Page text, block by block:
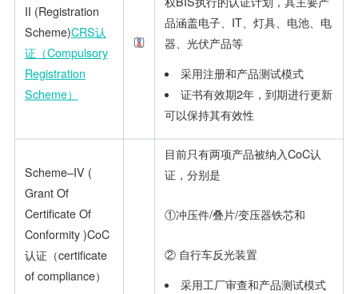
II (Registration
Scheme)CRS认
证（Compulsory
Registration
Scheme）
品涵盖电子、IT、灯具、电池、电
器、光伏产品等
采用注册和产品测试模式
证书有效期2年，到期进行更新
可以保持其有效性
Scheme–IV (
Grant Of
Certificate Of
Conformity )CoC
认证（certificate
of compliance）
目前只有两项产品被纳入CoC认
证，分别是
①冲压件/叠片/变压器铁芯和
② 自行车反光装置
采用工厂审查和产品测试模式